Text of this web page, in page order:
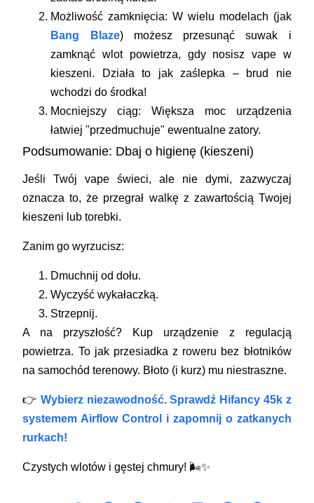
Możliwość zamknięcia: W wielu modelach (jak
Bang Blaze) możesz przesunąć suwak i
zamknąć wlot powietrza, gdy nosisz vape w
kieszeni. Działa to jak zaślepka – brud nie
wchodzi do środka!
Mocniejszy ciąg: Większa moc urządzenia
łatwiej "przedmuchuje" ewentualne zatory.
Podsumowanie: Dbaj o higienę (kieszeni)
Jeśli Twój vape świeci, ale nie dymi, zazwyczaj
oznacza to, że przegrał walkę z zawartością Twojej
kieszeni lub torebki.
Zanim go wyrzucisz:
Dmuchnij od dołu.
Wyczyść wykałaczką.
Strzepnij.
A na przyszłość? Kup urządzenie z regulacją
powietrza. To jak przesiadka z roweru bez błotników
na samochód terenowy. Błoto (i kurz) mu niestraszne.
👉 Wybierz niezawodność. Sprawdź Hifancy 45k z
systemem Airflow Control i zapomnij o zatkanych
rurkach!
Czystych wlotów i gęstej chmury! 🌬️✨